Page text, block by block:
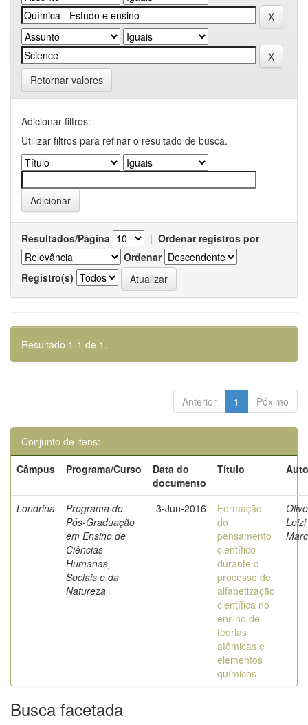
Retornar valores
Adicionar filtros:
Utilizar filtros para refinar o resultado de busca.
Resultados/Página | Ordenar registros por
Ordenar
Registro(s)
Resultado 1-1 de 1.
Anterior 1 Póximo
Conjunto de itens:
Câmpus
Programa/Curso
Data do
documento
Título
Londrina
Programa de
Pós-Graduação
em Ensino de
Ciências
Humanas,
Sociais e da
Natureza
3-Jun-2016
Formação
do
pensamento
científico
durante o
processo de
alfabetização
científica no
ensino de
teorias
atômicas e
elementos
químicos
Busca facetada